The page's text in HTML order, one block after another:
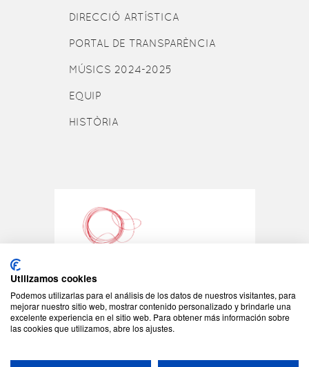
DIRECCIÓ ARTÍSTICA
PORTAL DE TRANSPARÈNCIA
MÚSICS 2024-2025
EQUIP
HISTÒRIA
©2026 - Tots els drets reservats
JONC - C/Padilla 155
Utilizamos cookies
Podemos utilizarlas para el análisis de los datos de nuestros visitantes, para
mejorar nuestro sitio web, mostrar contenido personalizado y brindarle una
excelente experiencia en el sitio web. Para obtener más información sobre
las cookies que utilizamos, abre los ajustes.